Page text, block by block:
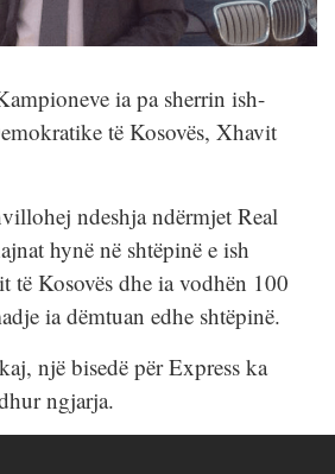
ia pa sherrin ish-
të Kosovës, Xhavit
ndeshja ndërmjet Real
hynë në shtëpinë e ish
të Kosovës dhe ia vodhën 100
ia dëmtuan edhe shtëpinë.
një bisedë për Express ka
ngjarja.